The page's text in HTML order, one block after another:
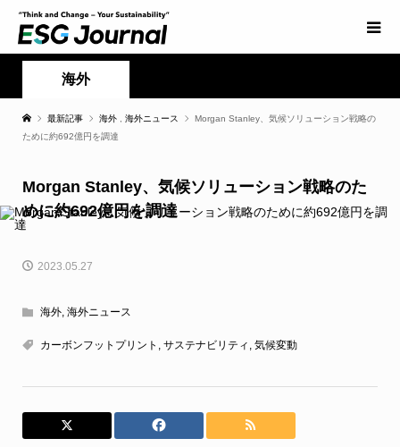
海外
最新記事 海外 海外ニュース
Morgan Stanley、気候ソリューション戦略の
ために約692億円を調達
Morgan Stanley、気候ソリューション戦略のた
めに約692億円を調達
2023.05.27
海外, 海外ニュース
カーボンフットプリント , サステナビリティ , 気候変動